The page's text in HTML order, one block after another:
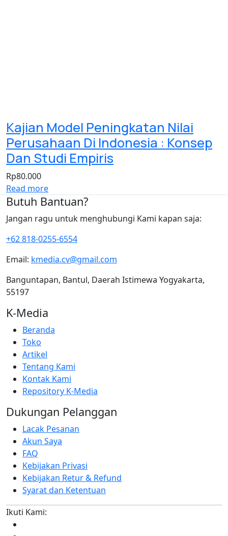
Kajian Model Peningkatan Nilai
Perusahaan Di Indonesia : Konsep
Dan Studi Empiris
Rp80.000
Read more
Butuh Bantuan?
Jangan ragu untuk menghubungi Kami kapan saja:
+62 818-0255-6554
Email: kmedia.cv@gmail.com
Banguntapan, Bantul, Daerah Istimewa Yogyakarta,
55197
K-Media
Beranda
Toko
Artikel
Tentang Kami
Kontak Kami
Repository K-Media
Dukungan Pelanggan
Lacak Pesanan
Akun Saya
FAQ
Kebijakan Privasi
Kebijakan Retur & Refund
Syarat dan Ketentuan
Ikuti Kami: